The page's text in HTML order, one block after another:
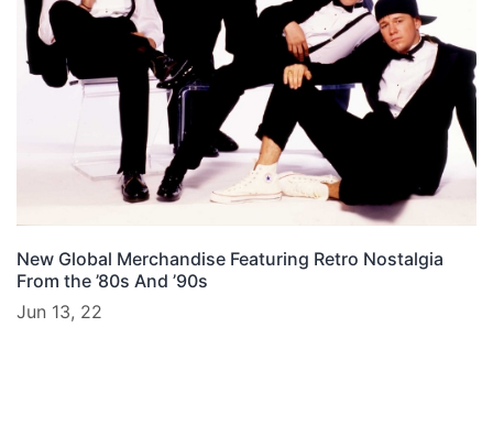
New Global Merchandise Featuring Retro Nostalgia
From the ’80s And ’90s
Jun 13, 22